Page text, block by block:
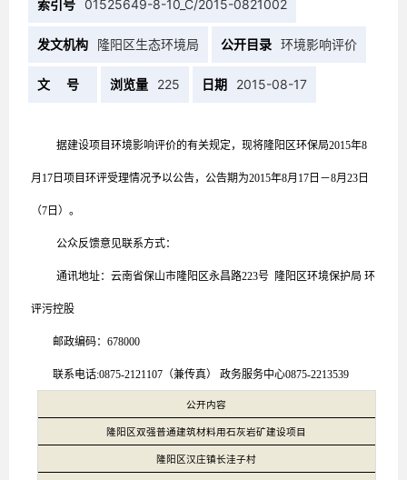
索引号 01525649-8-10_C/2015-0821002
发文机构 隆阳区生态环境局 公开目录 环境影响评价
文 号 浏览量 225 日期 2015-08-17
据建设项目环境影响评价的有关规定，现将隆阳区环保局2015年8
月 17 日项目环评受理情况予以公告，公告期为2015年8月 17 日－8月 23 日
（7日）。
公众反馈意见联系方式：
通讯地址：云南省保山市隆阳区永昌路223号 隆阳区环境保护局 环
评污控股
邮政编码：678000
联系电话:0875-2121107（兼传真） 政务服务中心0875-2213539
公开内容
隆阳区双强普通建筑材料用石灰岩矿建设项目
隆阳区汉庄镇长洼子村